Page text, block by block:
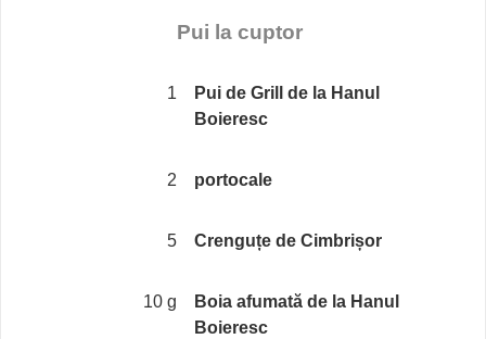
Pui la cuptor
1
Pui de Grill de la Hanul
Boieresc
2 portocale
5 Crenguțe de Cimbrișor
10 g
Boia afumată de la Hanul
Boieresc